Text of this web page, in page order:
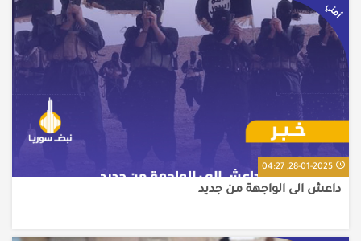
أمني
28-01-2025, 04:27
داعش الى الواجهة من جديد